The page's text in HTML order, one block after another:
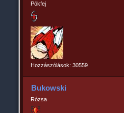
Pókfej
Hozzászólások: 30559
Bukowski
Rózsa